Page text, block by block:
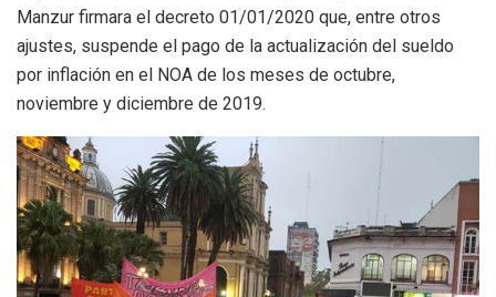
Manzur firmara el decreto 01/01/2020 que, entre otros
ajustes, suspende el pago de la actualización del sueldo
por inflación en el NOA de los meses de octubre,
noviembre y diciembre de 2019.